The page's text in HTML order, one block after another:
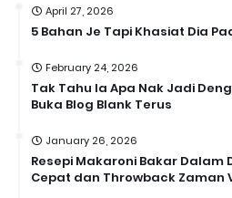
April 27, 2026
5 Bahan Je Tapi Khasiat Dia
February 24, 2026
Tak Tahu la Apa Nak Jadi
Buka Blog Blank Terus
January 26, 2026
Resepi Makaroni Bakar Dalam
Cepat dan Throwback Zaman